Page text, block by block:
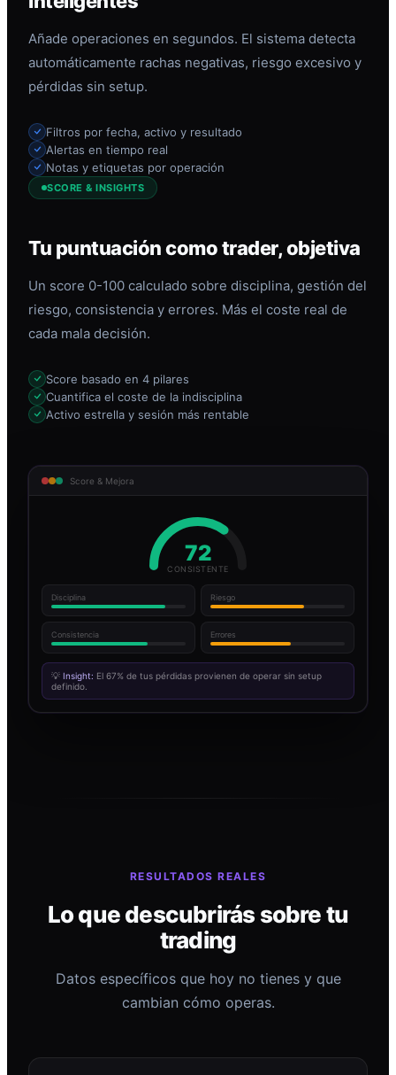
Añade operaciones en segundos. El sistema detecta
automáticamente rachas negativas, riesgo excesivo y
pérdidas sin setup.
Filtros por fecha, activo y resultado
Alertas en tiempo real
Notas y etiquetas por operación
SCORE & INSIGHTS
Tu puntuación como trader, objetiva
Un score 0-100 calculado sobre disciplina, gestión del
riesgo, consistencia y errores. Más el coste real de
cada mala decisión.
Score basado en 4 pilares
Cuantifica el coste de la indisciplina
Activo estrella y sesión más rentable
Score & Mejora
72
CONSISTENTE
Disciplina Riesgo
Consistencia Errores
💡 Insight: El 67% de tus pérdidas provienen de operar sin setup
definido.
RESULTADOS REALES
Lo que descubrirás sobre tu
trading
Datos específicos que hoy no tienes y que
cambian cómo operas.